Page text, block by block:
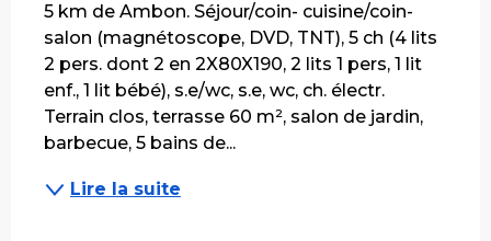
5 km de Ambon. Séjour/coin- cuisine/coin-
salon (magnétoscope, DVD, TNT), 5 ch (4 lits
2 pers. dont 2 en 2X80X190, 2 lits 1 pers, 1 lit
enf., 1 lit bébé), s.e/wc, s.e, wc, ch. électr.
Terrain clos, terrasse 60 m², salon de jardin,
barbecue, 5 bains de...
Lire la suite